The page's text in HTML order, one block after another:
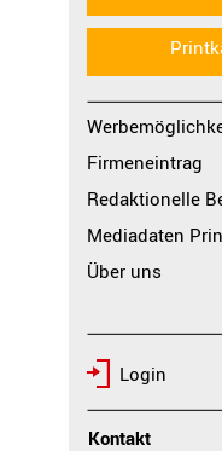
Firmeneintrag
Redaktionelle
Mediadaten
Über uns
Login
Kontakt